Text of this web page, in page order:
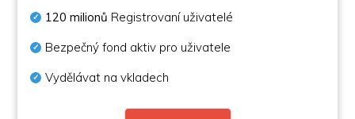
120 milionů Registrovaní uživatelé
Bezpečný fond aktiv pro uživatele
Vydělávat na vkladech